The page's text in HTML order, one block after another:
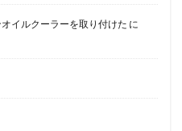
イルクーラーを取り付けた に